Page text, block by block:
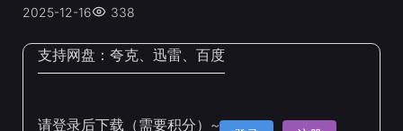
2025-12-16 338
支持网盘： 夸克、迅雷、百度
请登录后下载（需要积分）~